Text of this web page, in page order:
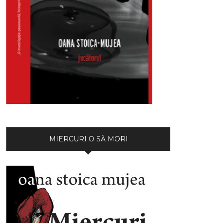
MIERCURI O SĂ MORI